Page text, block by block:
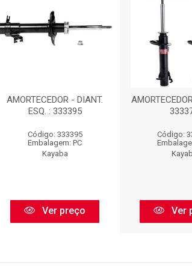
AMORTECEDOR - DIANT.
ESQ. : 333395
Código: 333395
Embalagem: PC
Kayaba
Ver preço
Código:
Ver